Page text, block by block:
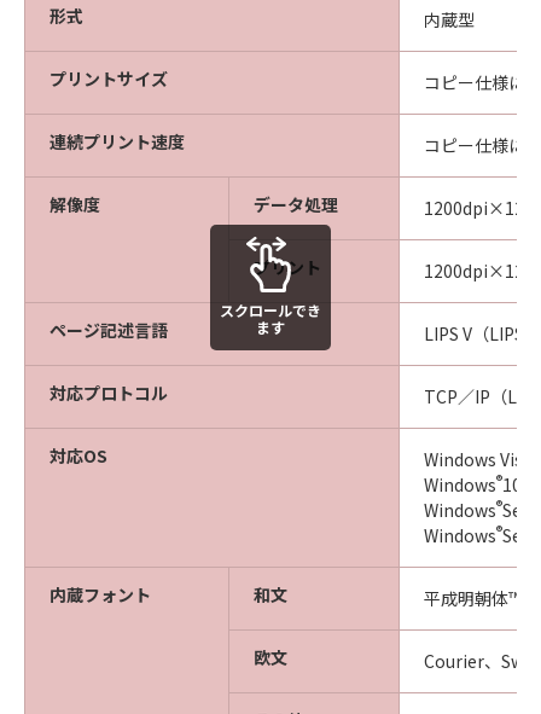
形式 内蔵型
プリントサイズ コピー仕様に
連続プリント速度 コピー仕様に
解像度 データ処理
プリント
ページ記述言語 LIPS V（LIPS
対応プロトコル TCP／IP（
対応OS Windows Vista
Windows®10
Windows®
Windows®
内蔵フォント 和文 平成明朝体
欧文 Courier、
スクロールでき
ます